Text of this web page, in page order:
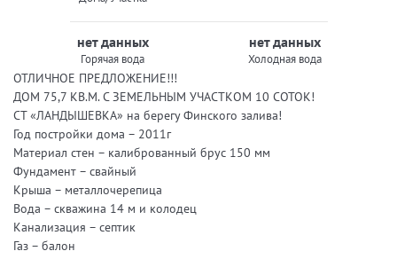
нет данных
Горячая вода
нет данных
Холодная вода
ОТЛИЧНОЕ ПРЕДЛОЖЕНИЕ!!!
ДОМ 75,7 КВ.М. С ЗЕМЕЛЬНЫМ УЧАСТКОМ 10 СОТОК!
СТ «ЛАНДЫШЕВКА» на берегу Финского залива!
Год постройки дома – 2011г
Материал стен – калиброванный брус 150 мм
Фундамент – свайный
Крыша – металлочерепица
Вода – скважина 14 м и колодец
Канализация – септик
Газ – балон